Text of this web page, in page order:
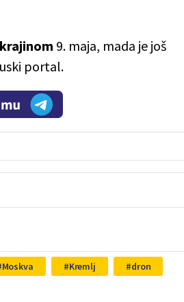
9. maja, mada je još
portal.
Moskva Kremlj dron